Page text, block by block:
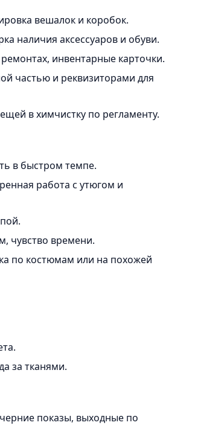
вешалок и коробок.
наличия аксессуаров и обуви.
инвентарные карточки.
частью и реквизиторами для
в химчистку по регламенту.
в быстром темпе.
работа с утюгом и
чувство времени.
по костюмам или на похожей
за тканями.
показы, выходные по